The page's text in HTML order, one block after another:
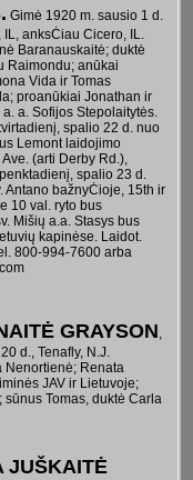
Gimė 1920 m. sausio 1 d.
anksĊiau Cicero, IL.
Baranauskaitė; duktė
Raimondu; anūkai
Vida ir Tomas
proanūkiai Jonathan ir
a. Sofijos Stepolaitytės.
spalio 22 d. nuo
Lemont laidojimo
(arti Derby Rd.),
spalio 23 d.
Antano bažnyĊioje, 15th ir
10 val. ryto bus
Mišių a.a. Stasys bus
kapinėse. Laidot.
800-994-7600 arba
GRAYSON,
d., Tenafly, N.J.
Nenortienė; Renata
JAV ir Lietuvoje;
Tomas, duktė Carla
JUŠKAITĖ